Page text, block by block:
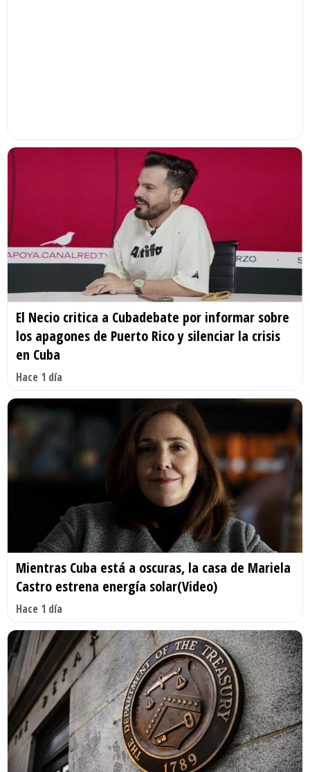
El Necio critica a Cubadebate por informar sobre
los apagones de Puerto Rico y silenciar la crisis
en Cuba
Hace 1 día
Mientras Cuba está a oscuras, la casa de Mariela
Castro estrena energía solar(Video)
Hace 1 día